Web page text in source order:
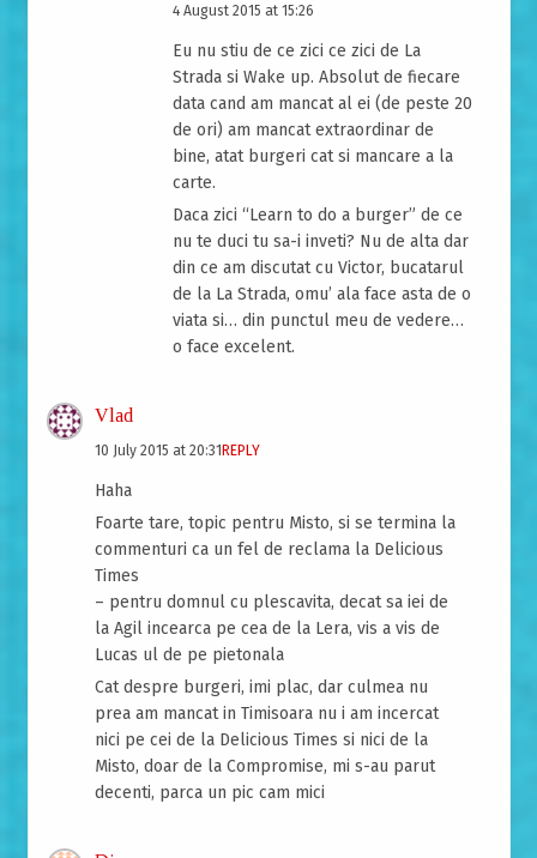
4 August 2015 at 15:26
Eu nu stiu de ce zici ce zici de La
Strada si Wake up. Absolut de fiecare
data cand am mancat al ei (de peste 20
de ori) am mancat extraordinar de
bine, atat burgeri cat si mancare a la
carte.
Daca zici “Learn to do a burger” de ce
nu te duci tu sa-i inveti? Nu de alta dar
din ce am discutat cu Victor, bucatarul
de la La Strada, omu’ ala face asta de o
viata si… din punctul meu de vedere…
o face excelent.
Vlad
10 July 2015 at 20:31REPLY
Haha
Foarte tare, topic pentru Misto, si se termina la
commenturi ca un fel de reclama la Delicious
Times
– pentru domnul cu plescavita, decat sa iei de
la Agil incearca pe cea de la Lera, vis a vis de
Lucas ul de pe pietonala
Cat despre burgeri, imi plac, dar culmea nu
prea am mancat in Timisoara nu i am incercat
nici pe cei de la Delicious Times si nici de la
Misto, doar de la Compromise, mi s-au parut
decenti, parca un pic cam mici